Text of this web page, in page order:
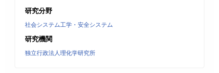
研究分野
社会システム工学・安全システム
研究機関
独立行政法人理化学研究所